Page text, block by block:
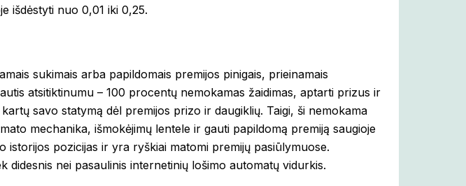
išdėstyti nuo 0,01 iki 0,25.
sukimais arba papildomais premijos pinigais, prieinamais
atsitiktinumu – 100 procentų nemokamas žaidimas, aptarti prizus ir
savo statymą dėl premijos prizo ir daugiklių. Taigi, ši nemokama
mechanika, išmokėjimų lentele ir gauti papildomą premiją saugioje
pozicijas ir yra ryškiai matomi premijų pasiūlymuose.
nei pasaulinis internetinių lošimo automatų vidurkis.